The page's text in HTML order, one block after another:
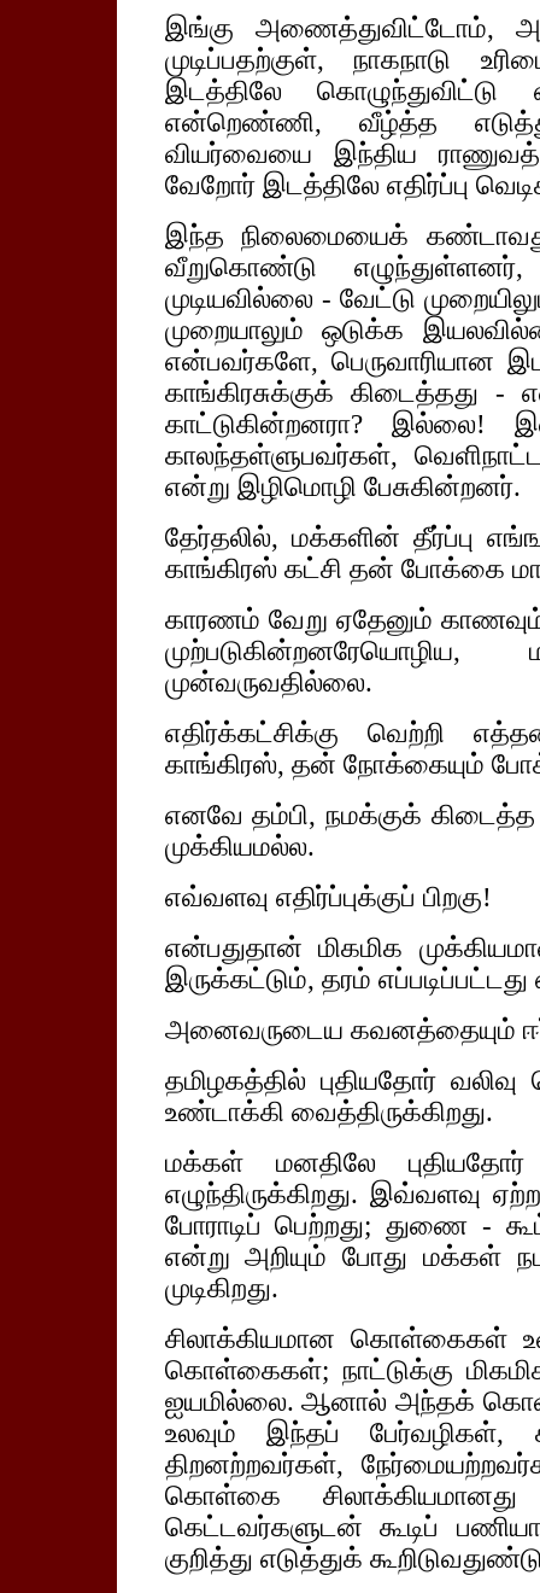
இங்கு அணைத்துவிட்டோம்,
முடிப்பதற்குள், நாகநாடு
இடத்திலே
என்றெண்ணி, வீழ்த்த
வியர்வையை இந்திய
வேறோர் இடத்திலே எதிர்ப்பு
இந்த நிலைமையைக்
வீறுகொண்டு
முடியவில்லை - வேட்டு
முறையாலும் ஒடுக்க
என்பவர்களே, பெருவாரியான
காங்கிரசுக்குக் கிடைத்தது -
காட்டுகின்றனரா? இல்லை!
காலந்தள்ளுபவர்கள்,
என்று இழிமொழி பேசுகின்றனர்.
தேர்தலில், மக்களின் தீர்ப்பு
காங்கிரஸ் கட்சி தன் போக்கை
காரணம் வேறு ஏதேனும்
முன்வருவதில்லை.
எதிர்க்கட்சிக்கு வெற்றி
காங்கிரஸ், தன் நோக்கையும்
எனவே தம்பி, நமக்குக்
முக்கியமல்ல.
எவ்வளவு எதிர்ப்புக்குப் பிறகு!
என்பதுதான் மிகமிக
இருக்கட்டும், தரம்
அனைவருடைய கவனத்தையும்
தமிழகத்தில் புதியதோர்
உண்டாக்கி வைத்திருக்கிறது.
மக்கள் மனதிலே
எழுந்திருக்கிறது. இவ்வளவு
போராடிப் பெற்றது; துணை -
என்று அறியும் போது மக்கள்
முடிகிறது.
சிலாக்கியமான கொள்கைகள்
கொள்கைகள்; நாட்டுக்கு
ஐயமில்லை. ஆனால் அந்தக்
உலவும் இந்தப் பேர்வழிகள்,
திறனற்றவர்கள்,
கொள்கை
கெட்டவர்களுடன் கூடிப்
குறித்து எடுத்துக்